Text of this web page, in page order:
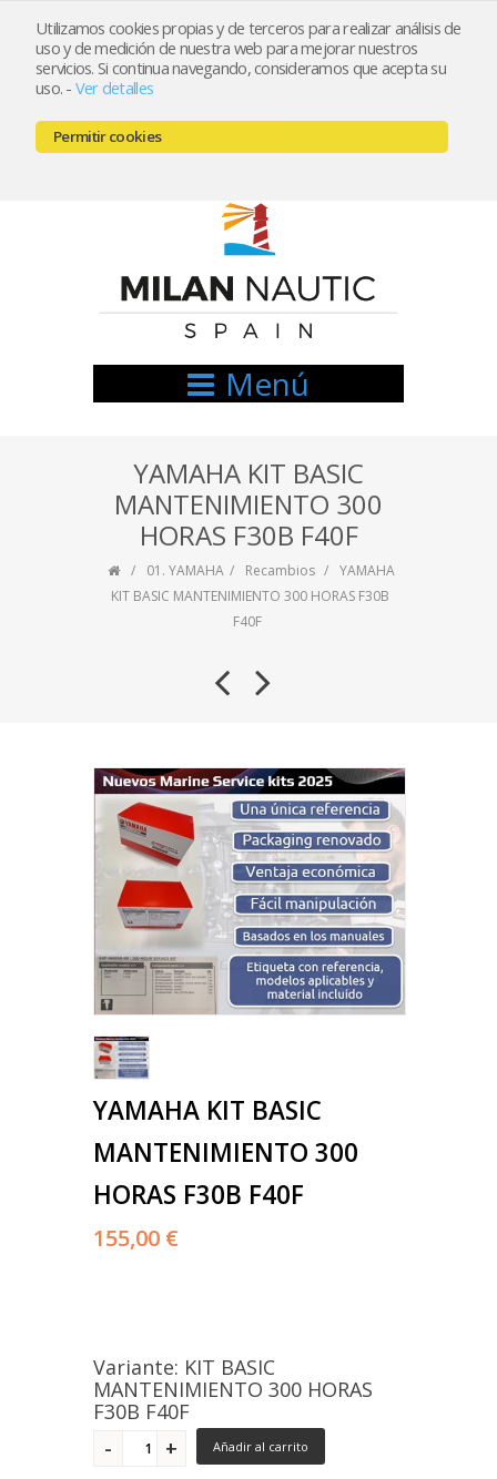
Utilizamos cookies propias y de terceros para realizar análisis de
uso y de medición de nuestra web para mejorar nuestros
servicios. Si continua navegando, consideramos que acepta su
uso. - Ver detalles
Permitir cookies
Registrarse Mi cuenta
666521122 // 654999333
Menú
YAMAHA KIT BASIC
MANTENIMIENTO 300
HORAS F30B F40F
01. YAMAHA Recambios
YAMAHA
KIT BASIC MANTENIMIENTO 300 HORAS F30B
F40F
YAMAHA KIT BASIC
MANTENIMIENTO 300
HORAS F30B F40F
155,00 €
Variante: KIT BASIC
MANTENIMIENTO 300 HORAS
F30B F40F
Añadir al carrito